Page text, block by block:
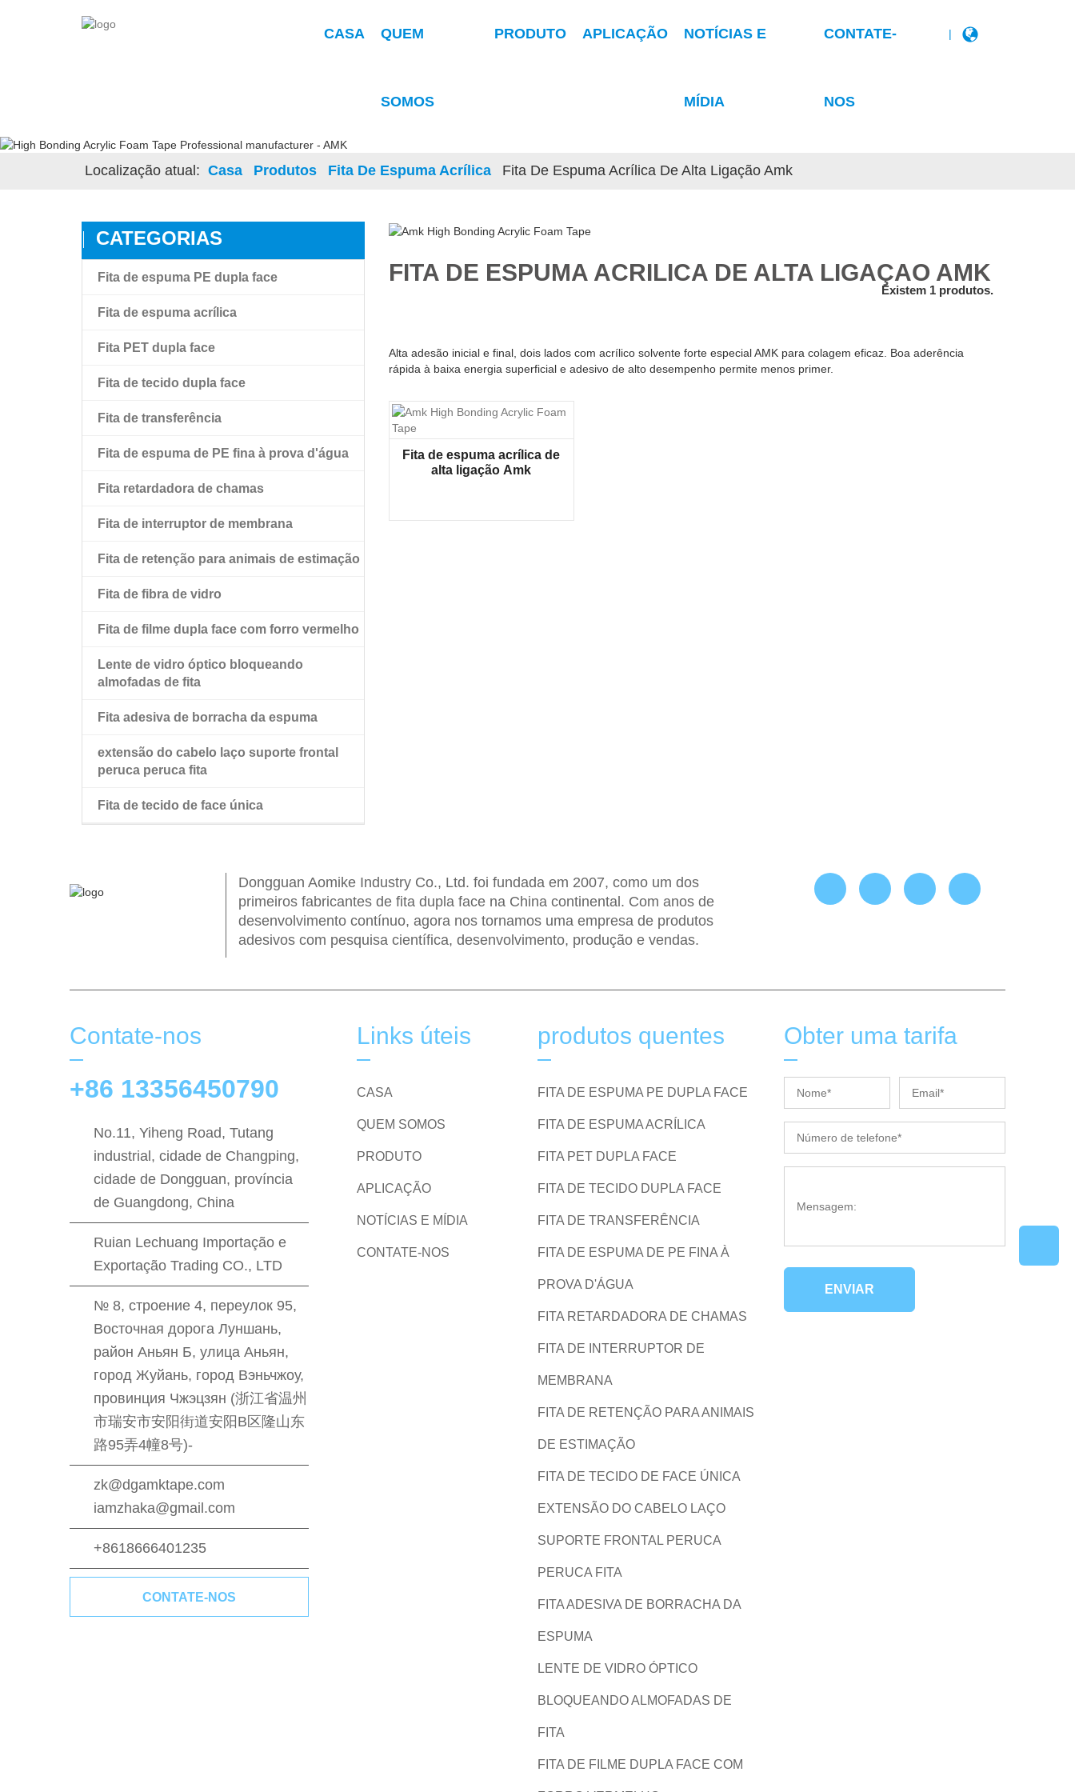
CASA QUEM
SOMOS
PRODUTO APLICAÇÃO NOTÍCIAS E
MÍDIA
CONTATE-
NOS
|
Localização atual: Casa Produtos Fita De Espuma Acrílica Fita De Espuma Acrílica De Alta Ligação Amk
CATEGORIAS
Fita de espuma PE dupla face
Fita de espuma acrílica
Fita de espuma acrílica
Fita de espuma acrílica de alta ligação Amk
Fita PET dupla face
Fita de filme pet transparente de dupla face
Fita adesiva preta dupla face para animais
com forro de esfregão vermelho
Fita de tecido dupla face
Fita de transferência
Fita de espuma de PE fina à prova d'água
Fita retardadora de chamas
Fita de interruptor de membrana
Fita de retenção para animais de estimação
Fita de fibra de vidro
Fita de filme dupla face com forro vermelho
Lente de vidro óptico bloqueando
almofadas de fita
Fita adesiva de borracha da espuma
extensão do cabelo laço suporte frontal
peruca peruca fita
peruca dupla face fita
Fita de tecido de face única
FITA DE ESPUMA ACRÍLICA DE ALTA LIGAÇÃO AMK
Existem 1 produtos.
Alta adesão inicial e final, dois lados com acrílico solvente forte especial AMK para colagem eficaz. Boa aderência
rápida à baixa energia superficial e adesivo de alto desempenho permite menos primer.
Fita de espuma acrílica de
alta ligação Amk
Dongguan Aomike Industry Co., Ltd. foi fundada em 2007, como um dos
primeiros fabricantes de fita dupla face na China continental. Com anos de
desenvolvimento contínuo, agora nos tornamos uma empresa de produtos
adesivos com pesquisa científica, desenvolvimento, produção e vendas.
Contate-nos
+86 13356450790
No.11, Yiheng Road, Tutang
industrial, cidade de Changping,
cidade de Dongguan, província
de Guangdong, China
Ruian Lechuang Importação e
Exportação Trading CO., LTD
№ 8, строение 4, переулок 95,
Восточная дорога Луншань,
район Аньян Б, улица Аньян,
город Жуйань, город Вэньчжоу,
провинция Чжэцзян (浙江省温州
市瑞安市安阳街道安阳B区隆山东
路95弄4幢8号)-
zk@dgamktape.com
iamzhaka@gmail.com
+8618666401235
CONTATE-NOS
Links úteis
CASA
QUEM SOMOS
PRODUTO
APLICAÇÃO
NOTÍCIAS E MÍDIA
CONTATE-NOS
produtos quentes
FITA DE ESPUMA PE DUPLA FACE
FITA DE ESPUMA ACRÍLICA
FITA PET DUPLA FACE
FITA DE TECIDO DUPLA FACE
FITA DE TRANSFERÊNCIA
FITA DE ESPUMA DE PE FINA À
PROVA D'ÁGUA
FITA RETARDADORA DE CHAMAS
FITA DE INTERRUPTOR DE
MEMBRANA
FITA DE RETENÇÃO PARA ANIMAIS
DE ESTIMAÇÃO
FITA DE TECIDO DE FACE ÚNICA
EXTENSÃO DO CABELO LAÇO
SUPORTE FRONTAL PERUCA
PERUCA FITA
FITA ADESIVA DE BORRACHA DA
ESPUMA
LENTE DE VIDRO ÓPTICO
BLOQUEANDO ALMOFADAS DE
FITA
FITA DE FILME DUPLA FACE COM
Obter uma tarifa
ENVIAR